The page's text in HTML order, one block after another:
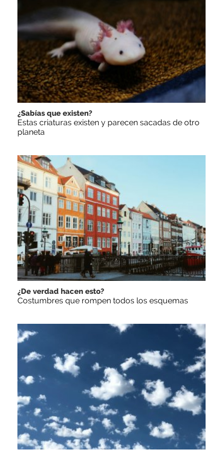
¿Sabías que existen?
Estas criaturas existen y parecen sacadas de otro
planeta
¿De verdad hacen esto?
Costumbres que rompen todos los esquemas